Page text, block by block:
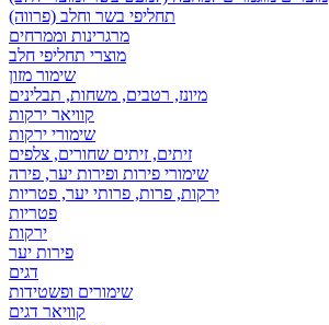
תחליפי בשר וחלב (פרווה)
מרגרינות וממרחים
מוצרי תחליפי חלב
שימור מזון
מיונז, רטבים, משחות, תבלינים
קוויאר ירקות
שימורי ירקות
זיתים, זיתים שחורים, צלפים
שימורי פירות ופירות יער, פירה
ירקות, פרות, פרותי יער, פטריות
פטריות
ירקות
פירות יער
דגים
שימורים ופשטידות
קוויאר דגים